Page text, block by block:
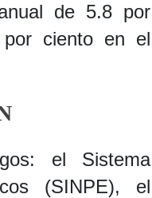
de 5.8 por
ciento en el
el Sistema
(SINPE), el